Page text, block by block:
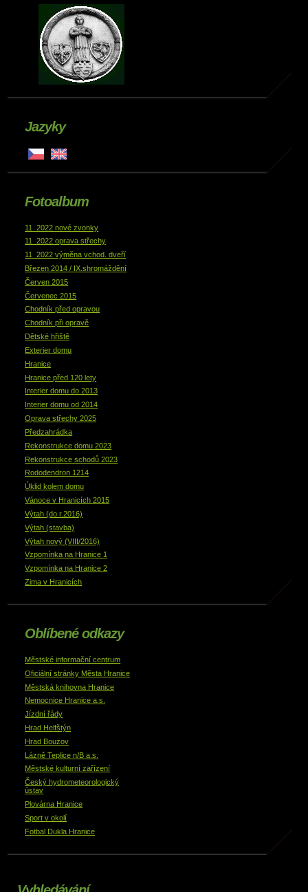
Jazyky
Fotoalbum
11_2022 nové zvonky
11_2022 oprava střechy
11_2022 výměna vchod. dveří
Březen 2014 / IX.shromáždění
Červen 2015
Červenec 2015
Chodník před opravou
Chodník při opravě
Dětské hřiště
Exterier domu
Hranice
Hranice před 120 lety
Interier domu do 2013
Interier domu od 2014
Oprava střechy 2025
Předzahrádka
Rekonstrukce domu 2023
Rekonstrukce schodů 2023
Rododendron 1214
Úklid kolem domu
Vánoce v Hranicích 2015
Výtah (do r.2016)
Výtah (stavba)
Výtah nový (VIII/2016)
Vzpomínka na Hranice 1
Vzpomínka na Hranice 2
Zima v Hranicích
Oblíbené odkazy
Městské informační centrum
Oficiální stránky Města Hranice
Městská knihovna Hranice
Nemocnice Hranice a.s.
Jízdní řády
Hrad Helfštýn
Hrad Bouzov
Lázně Teplice n/B a.s.
Městské kulturní zařízení
Český hydrometeorologický
ústav
Plovárna Hranice
Sport v okolí
Fotbal Dukla Hranice